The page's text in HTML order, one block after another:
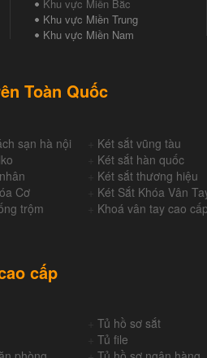
Khu vực Miền Bắc
Khu vực Miền Trung
Khu vực Miền Nam
Toàn Quốc
sạn hà nội Két sắt vũng tàu
Két sắt hàn quốc
Két sắt thương hiệu
Cơ Két Sắt Khóa Vân
trộm Khoá vân tay cao cấp
cấp
+Tủ hồ sơ sắt
+Tủ file